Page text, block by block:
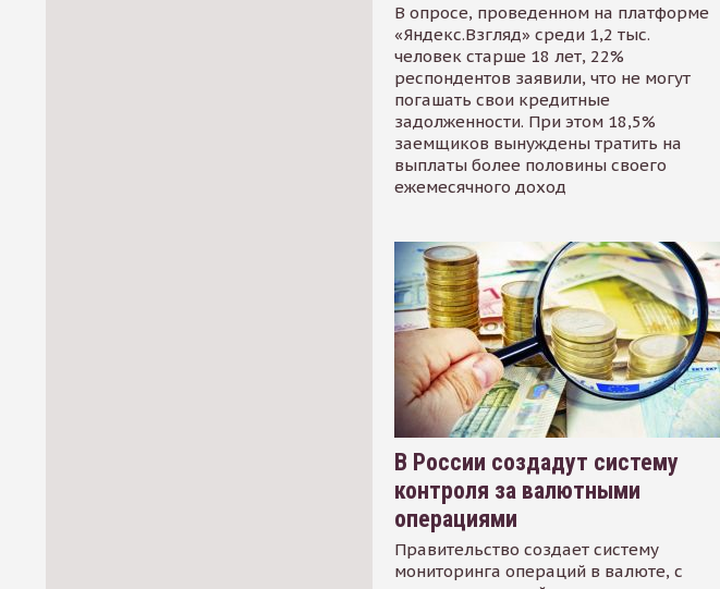
В опросе, проведенном на платформе
«Яндекс.Взгляд» среди 1,2 тыс.
человек старше 18 лет, 22%
респондентов заявили, что не могут
погашать свои кредитные
задолженности. При этом 18,5%
заемщиков вынуждены тратить на
выплаты более половины своего
ежемесячного доход
В России создадут систему
контроля за валютными
операциями
Правительство создает систему
мониторинга операций в валюте, с